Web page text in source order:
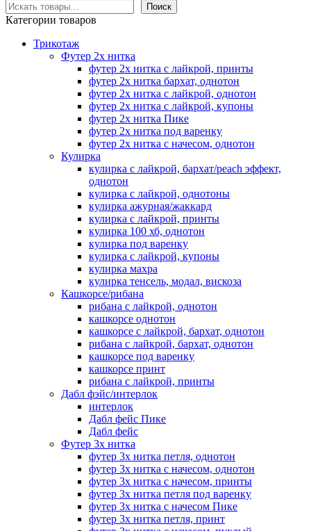
Поиск
Категории товаров
Трикотаж
Футер 2х нитка
футер 2х нитка с лайкрой, принты
футер 2х нитка бархат, однотон
футер 2х нитка с лайкрой, однотон
футер 2х нитка с лайкрой, купоны
футер 2х нитка Пике
футер 2х нитка под варенку
футер 2х нитка с начесом, однотон
Кулирка
кулирка с лайкрой, бархат/peach эффект,
однотон
кулирка с лайкрой, однотоны
кулирка ажурная/жаккард
кулирка с лайкрой, принты
кулирка 100 хб, однотон
кулирка под варенку
кулирка с лайкрой, купоны
кулирка махра
кулирка тенсель, модал, вискоза
Кашкорсе/рибана
рибана с лайкрой, однотон
кашкорсе однотон
кашкорсе с лайкрой, бархат, однотон
рибана с лайкрой, бархат, однотон
кашкорсе под варенку
кашкорсе принт
рибана с лайкрой, принты
Дабл фэйс/интерлок
интерлок
Дабл фейс Пике
Дабл фейс
Футер 3х нитка
футер 3х нитка петля, однотон
футер 3х нитка с начесом, однотон
футер 3х нитка с начесом, принты
футер 3х нитка петля под варенку
футер 3х нитка с начесом Пике
футер 3х нитка петля, принт